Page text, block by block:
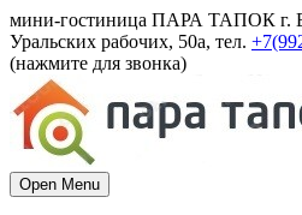
мини-гостиница ПАРА ТАПОК г.
Уральских рабочих, 50а, тел.
(нажмите для звонка)
Open Menu